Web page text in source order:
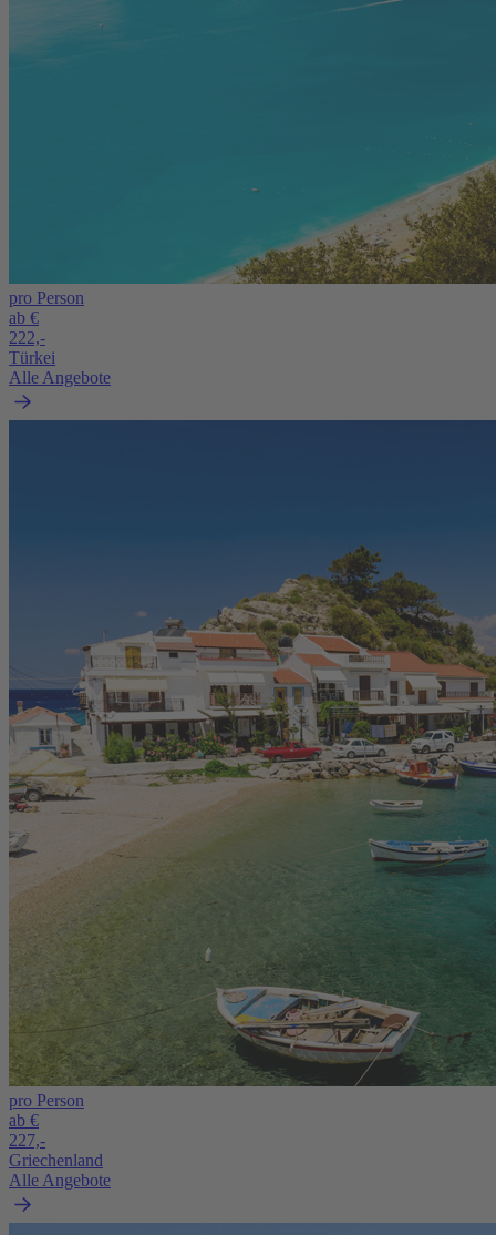
pro Person
ab €
222,-
Türkei
Alle Angebote
pro Person
ab €
227,-
Griechenland
Alle Angebote